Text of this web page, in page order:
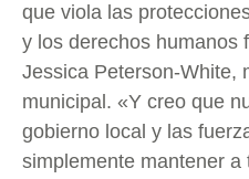
que viola las
y los derechos humanos
Jessica Peterson-White,
municipal. «Y creo que
gobierno local y las
simplemente mantener